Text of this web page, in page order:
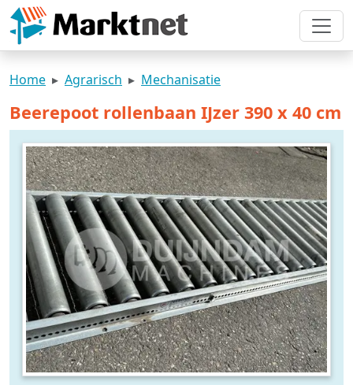
Home Agrarisch Mechanisatie
Beerepoot rollenbaan IJzer 390 x 40 cm